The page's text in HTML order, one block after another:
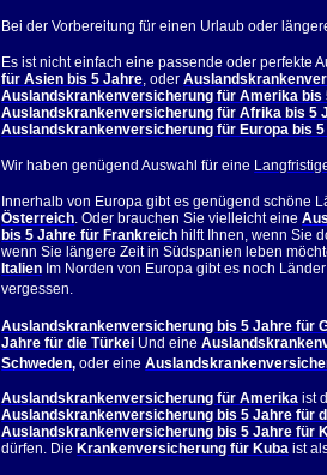
Bei der Vorbereitung für einen Urlaub oder
Es ist nicht einfach eine passende oder perfekte
für Asien bis 5 Jahre, oder
Auslandskrankenversicherung für Amerika bis
Auslandskrankenversicherung für Afrika bis 5
Auslandskrankenversicherung für Europa bis
Wir haben genügend Auswahl für eine
Innerhalb von Europa gibt es genügend schöne
Österreich. Oder brauchen Sie vielleicht eine
bis 5 Jahre für Frankreich hilft Ihnen, wenn Sie
wenn Sie längere Zeit in Südspanien leben
Italien Im Norden von Europa gibt es noch
vergessen.
Auslandskrankenversicherung bis 5 Jahre für
Jahre für die Türkei Und eine
Schweden,oder eine
Auslandskrankenversicherung für Amerika ist
Auslandskrankenversicherung bis 5 Jahre für
Auslandskrankenversicherung bis 5 Jahre für
dürfen. Die Krankenversicherung für Kuba ist